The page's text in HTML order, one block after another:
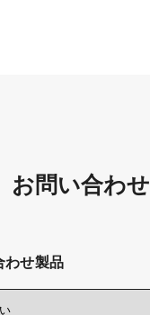
お問い合わせ
わせ製品